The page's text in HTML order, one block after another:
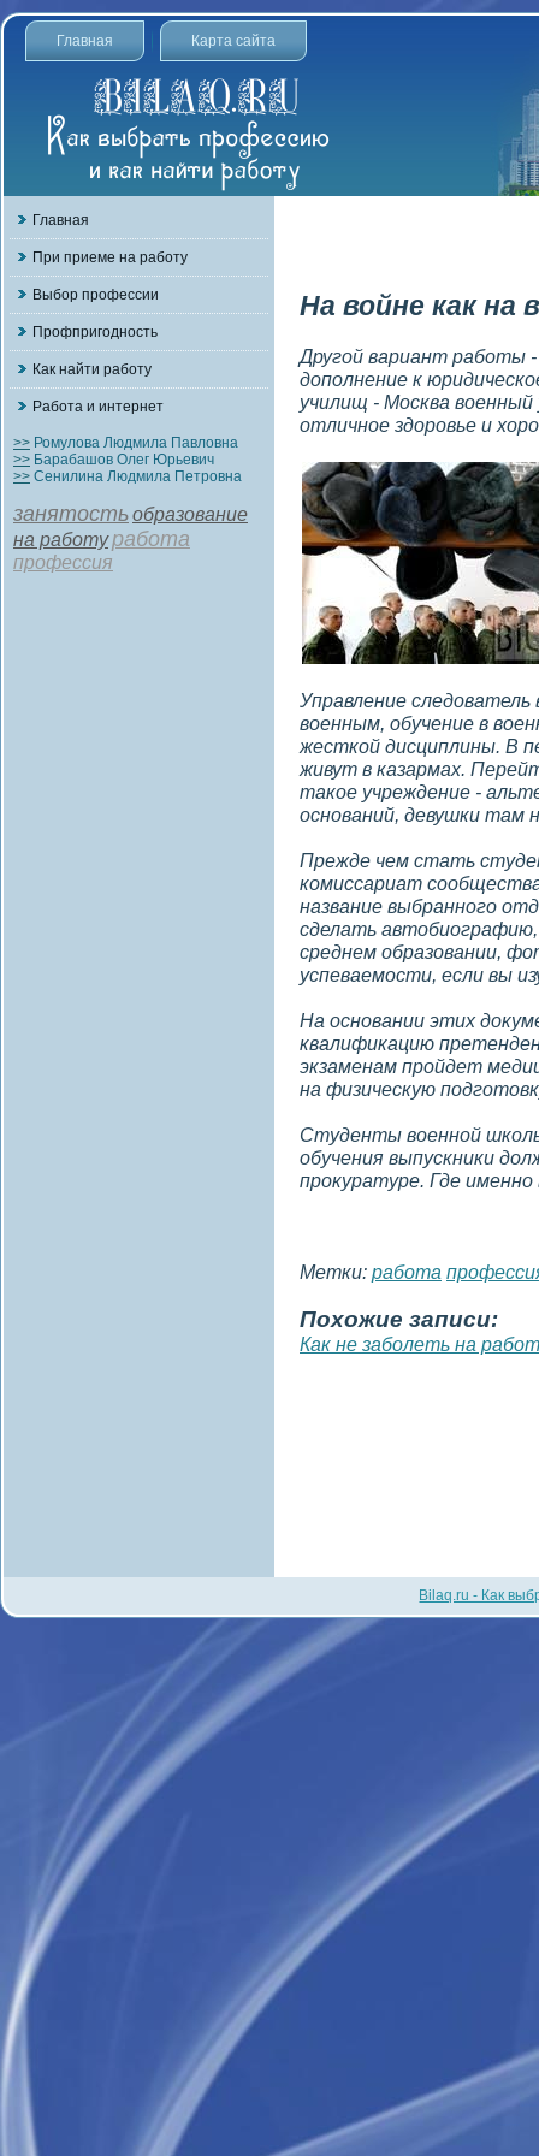
Главная Карта сайта
Главная
При приеме на работу
Выбор профессии
Профпригодность
Как найти работу
Работа и интернет
>> Ромулова Людмила Павловна
>> Барабашов Олег Юрьевич
>> Сенилина Людмила Петровна
занятостьобразование
на работуработа
профессия
На войне как на
Другой вариант работы
дополнение к
училищ - Москва
отличное здоровье и
Управление
военным, обучение в
жесткой дисциплины. В
живут в казармах.
такое учреждение -
оснований, девушки там
Прежде чем стать
комиссариат
название выбранного
сделать
среднем образовании,
успеваемости, если вы
На основании этих
квалификацию
экзаменам пройдет
на физическую
Студенты военной
обучения выпускники
прокуратуре. Где
Метки: работа
Похожие записи:
Как не заболеть на
Bilaq.ru - Как